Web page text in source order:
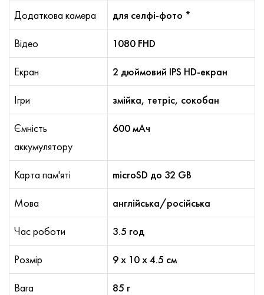
Додаткова камера для селфі-фото *
Відео 1080 FHD
Екран 2 дюймовий IPS HD-екран
Ігри змійка, тетріс, сокобан
Ємність
аккумулятору
600 мАч
Карта пам'яті microSD до 32 GB
Мова англійська/російська
Час роботи 3.5 год
Розмір 9 х 10 х 4.5 см
Вага 85 г